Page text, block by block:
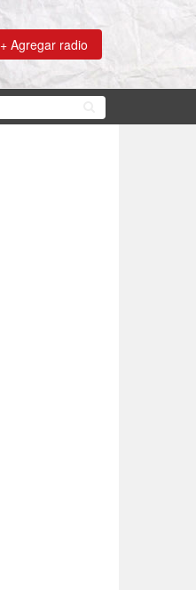
+ Agregar radio